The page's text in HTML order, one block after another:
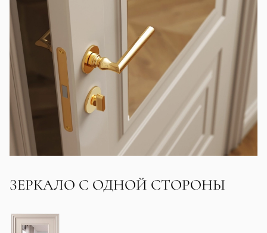
ЗЕРКАЛО С ОДНОЙ СТОРОНЫ